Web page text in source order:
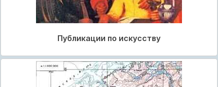
Публикации по искусству